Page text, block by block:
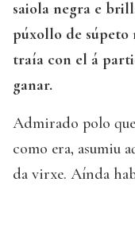
saiola negra e
púxollo de súpeto
traía con el á
ganar.
Admirado polo
como era, asumiu
da virxe. Aínda